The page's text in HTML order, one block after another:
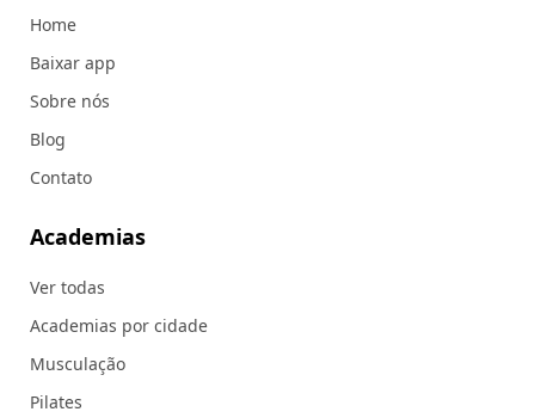
Home
Baixar app
Sobre nós
Blog
Contato
Academias
Ver todas
Academias por cidade
Musculação
Pilates